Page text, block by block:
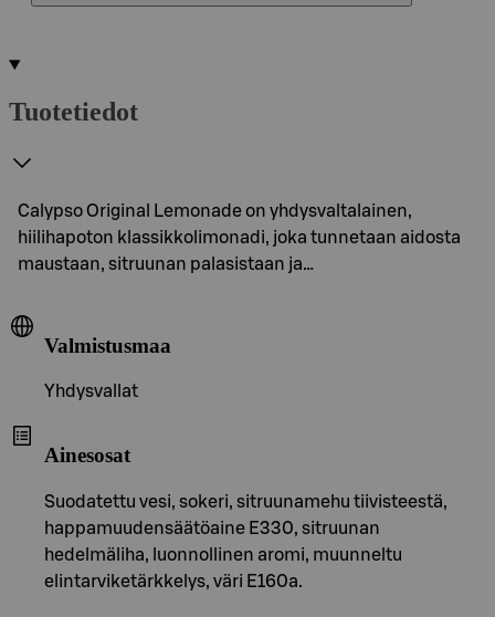
Tuotetiedot
Calypso Original Lemonade on yhdysvaltalainen,
hiilihapoton klassikkolimonadi, joka tunnetaan aidosta
maustaan, sitruunan palasistaan ja…
Valmistusmaa
Yhdysvallat
Ainesosat
Suodatettu vesi, sokeri, sitruunamehu tiivisteestä,
happamuudensäätöaine E330, sitruunan
hedelmäliha, luonnollinen aromi, muunneltu
elintarviketärkkelys, väri E160a.